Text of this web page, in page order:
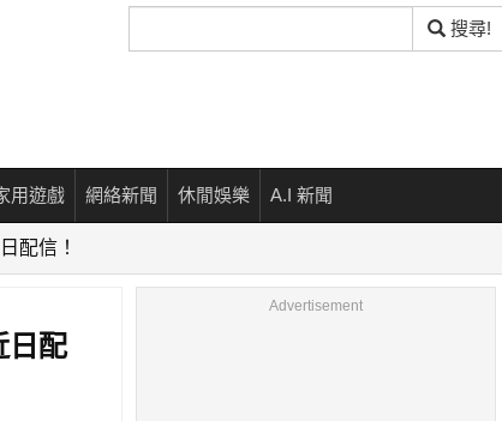
尋
搜尋!
用遊戲 網絡新聞 休閒娛樂 A.I 新聞
配信！
日配
Advertisement